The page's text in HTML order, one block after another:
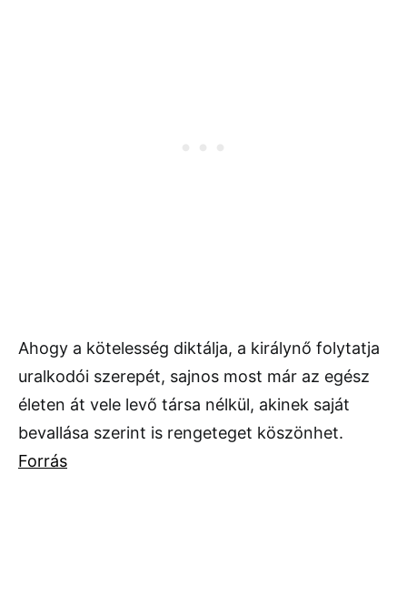
Ahogy a kötelesség diktálja, a királynő folytatja
uralkodói szerepét, sajnos most már az egész
életen át vele levő társa nélkül, akinek saját
bevallása szerint is rengeteget köszönhet.
Forrás